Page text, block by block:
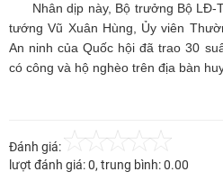
Nhân dịp này, Bộ trưởng Bộ LĐ-
tướng Vũ Xuân Hùng, Ủy viên
An ninh của Quốc hội đã trao 30
có công và hộ nghèo trên địa bàn
Đánh giá:
lượt đánh giá:0, trung bình:0.00